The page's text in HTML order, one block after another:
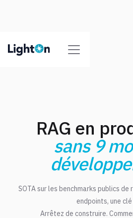
RAG en
sans 9
SOTA sur les benchmarks publics de
endpoints, une
Arrêtez de construire.